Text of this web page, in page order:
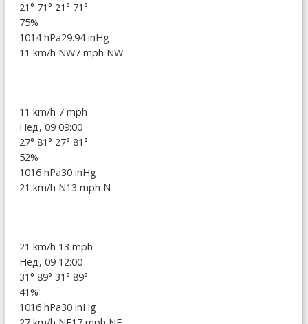
21° 71° 21° 71°
75%
1014 hPa29.94 inHg
11 km/h NW7 mph NW
11 km/h 7 mph
Нед, 09 09:00
27° 81° 27° 81°
52%
1016 hPa30 inHg
21 km/h N13 mph N
21 km/h 13 mph
Нед, 09 12:00
31° 89° 31° 89°
41%
1016 hPa30 inHg